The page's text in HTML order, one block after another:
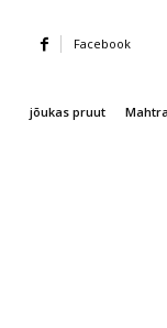
Facebook
jõukas pruut